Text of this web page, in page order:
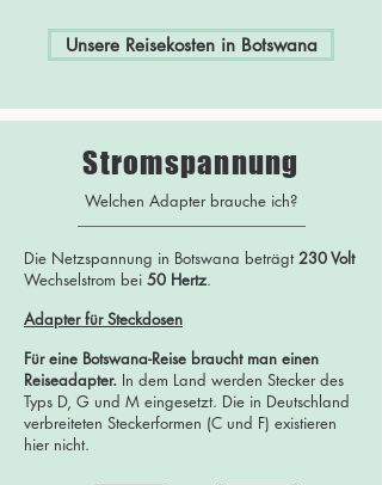
Unsere Reisekosten in Botswana
Stromspannung
Welchen Adapter brauche ich?
Die Netzspannung in Botswana beträgt230 Volt
Wechselstrom bei 50 Hertz.
Adapter für Steckdosen
Für eine Botswana-Reise braucht man einen
Reiseadapter. In dem Land werden Stecker des
Typs D, G und M eingesetzt. Die in Deutschland
verbreiteten Steckerformen (C und F) existieren
hier nicht.